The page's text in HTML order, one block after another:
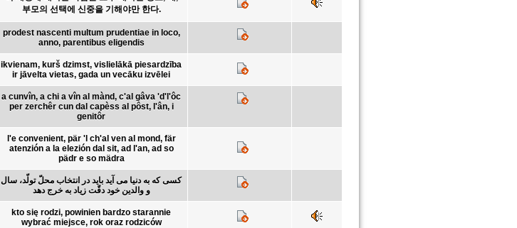
부모의 선택에 신중을 기해야만 한다.
prodest nascenti multum prudentiae in loco,
anno, parentibus eligendis
ikvienam, kurš dzimst, vislielākā piesardzība
ir jāvelta vietas, gada un vecāku izvēlei
a cunvîn, a chi a vîn al mànd, c'al gâva 'd'l'ôc
per zerchêr cun dal capèss al pôst, l'ân, i
genitôr
l'e convenient, pär 'l ch'al ven al mond, fär
atenzión a la elezión dal sit, ad l'an, ad so
pädr e so mädra
کسی که به دنيا می آيد بايد در انتخاب محلّ تولّد، سال
و والدين خود دقّت زياد به خرج دهد
kto się rodzi, powinien bardzo starannie
wybrać miejsce, rok oraz rodziców